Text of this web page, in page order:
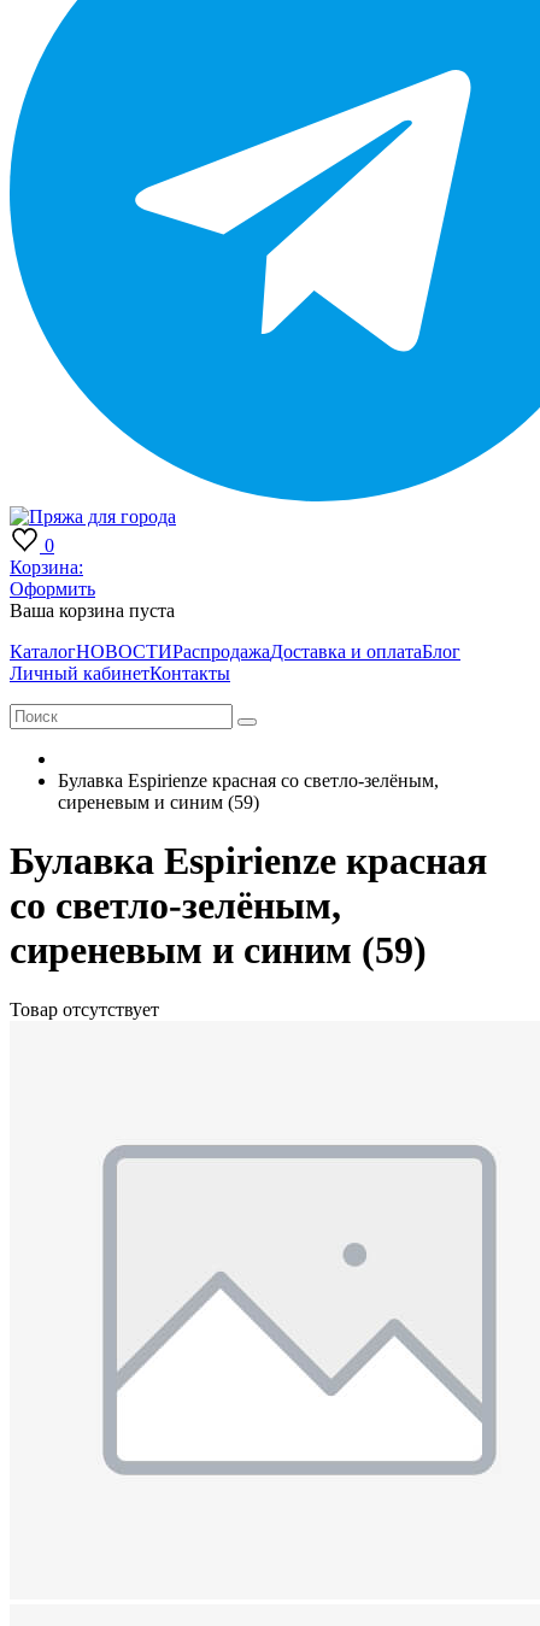
0
Корзина:
Оформить
Ваша корзина пуста
КаталогНОВОСТИРаспродажаДоставка и оплатаБлог
Личный кабинетКонтакты
Булавка Espirienze красная со светло-зелёным,
сиреневым и синим (59)
Булавка Espirienze красная
со светло-зелёным,
сиреневым и синим (59)
Товар отсутствует